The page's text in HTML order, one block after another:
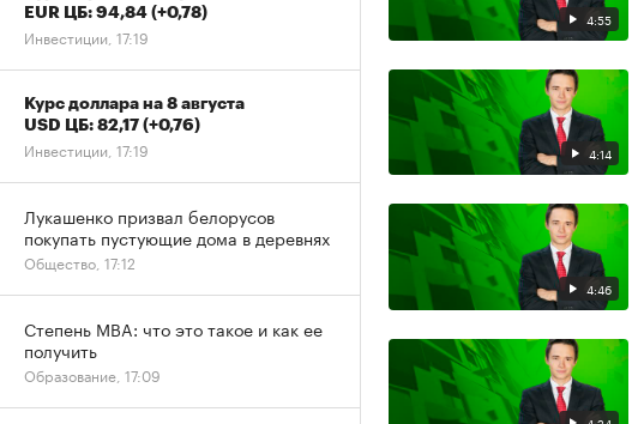
4:55
4:14
4:46
EUR ЦБ: 94,84 (+0,78)
Инвестиции, 17:19
Курс доллара на 8 августа
USD ЦБ: 82,17 (+0,76)
Инвестиции, 17:19
Лукашенко призвал белорусов
покупать пустующие дома в деревнях
Общество, 17:12
Степень MBA: что это такое и как ее
получить
Образование, 17:09